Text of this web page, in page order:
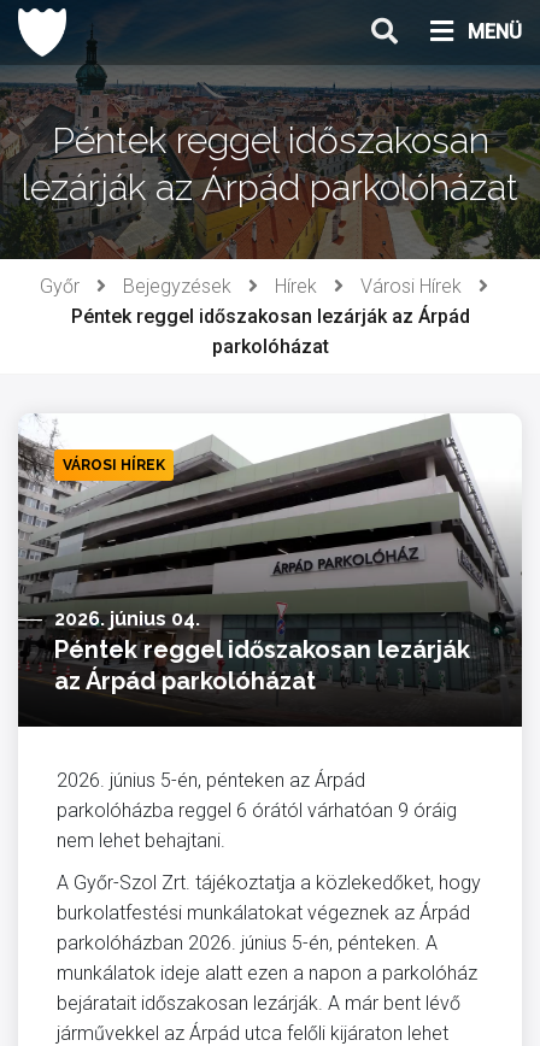
Ugrás
tartalomhoz
MENÜ
Péntek reggel időszakosan
lezárják az Árpád parkolóházat
Győr Bejegyzések Hírek
Városi Hírek
Péntek reggel időszakosan lezárják az Árpád
parkolóházat
VÁROSI HÍREK
2026. június 04.
Péntek reggel időszakosan lezárják
az Árpád parkolóházat
2026. június 5-én, pénteken az Árpád
parkolóházba reggel 6 órától várhatóan 9 óráig
nem lehet behajtani.
A Győr-Szol Zrt. tájékoztatja a közlekedőket, hogy
burkolatfestési munkálatokat végeznek az Árpád
parkolóházban 2026. június 5-én, pénteken. A
munkálatok ideje alatt ezen a napon a parkolóház
bejáratait időszakosan lezárják. A már bent lévő
járművekkel az Árpád utca felőli kijáraton lehet